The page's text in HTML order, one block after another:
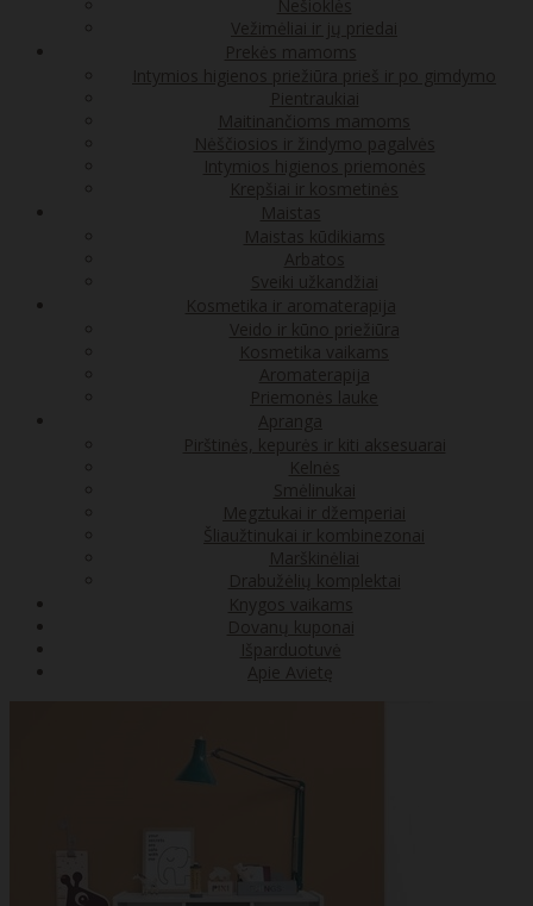
Nešioklės
Vežimėliai ir jų priedai
Prekės mamoms
Intymios higienos priežiūra prieš ir po gimdymo
Pientraukiai
Maitinančioms mamoms
Nėščiosios ir žindymo pagalvės
Intymios higienos priemonės
Krepšiai ir kosmetinės
Maistas
Maistas kūdikiams
Arbatos
Sveiki užkandžiai
Kosmetika ir aromaterapija
Veido ir kūno priežiūra
Kosmetika vaikams
Aromaterapija
Priemonės lauke
Apranga
Pirštinės, kepurės ir kiti aksesuarai
Kelnės
Smėlinukai
Megztukai ir džemperiai
Šliaužtinukai ir kombinezonai
Marškinėliai
Drabužėlių komplektai
Knygos vaikams
Dovanų kuponai
Išparduotuvė
Apie Avietę